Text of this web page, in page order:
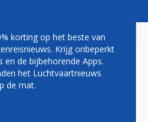
WIJKT UIT
WEGENS
korting op het beste van
Krijg onbeperkt
de bijbehorende Apps.
het Luchtvaartnieuws
de mat.